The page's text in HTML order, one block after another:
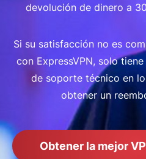
devolución de dinero a
Si su satisfacción no es
con ExpressVPN, solo
de soporte técnico en
obtener un
Obtener la mejor